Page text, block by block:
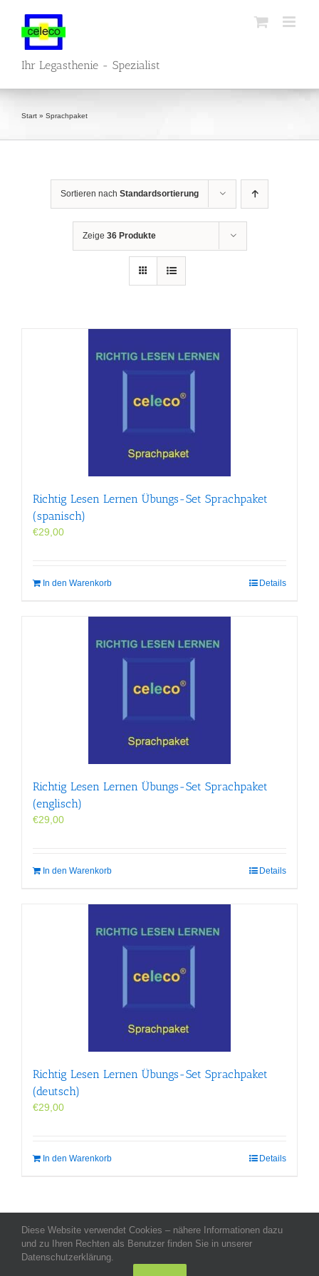
springen
Ihr Legasthenie - Spezialist
Start » Sprachpaket
Sortieren nach Standardsortierung
Zeige 36 Produkte
Richtig Lesen Lernen Übungs-Set Sprachpaket
(spanisch)
€29,00
In den Warenkorb Details
Richtig Lesen Lernen Übungs-Set Sprachpaket
(englisch)
€29,00
In den Warenkorb Details
Richtig Lesen Lernen Übungs-Set Sprachpaket
(deutsch)
€29,00
In den Warenkorb Details
Allgemeine Geschäftsbedingungen -Impressum-Datenschutz-
Kontakt- Copyright celeco®
Diese Website verwendet Cookies – nähere Informationen dazu
und zu Ihren Rechten als Benutzer finden Sie in unserer
Datenschutzerklärung.